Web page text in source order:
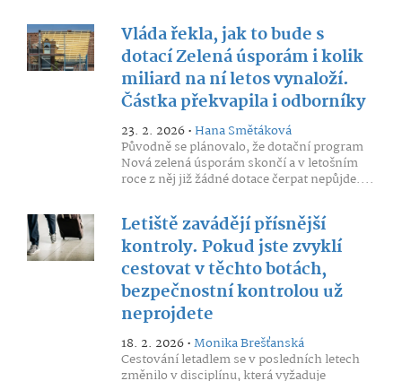
Vláda řekla, jak to bude s
dotací Zelená úsporám i kolik
miliard na ní letos vynaloží.
Částka překvapila i odborníky
23. 2. 2026 •Hana Smětáková
Původně se plánovalo, že dotační program
Nová zelená úsporám skončí a v letošním
roce z něj již žádné dotace čerpat nepůjde....
Letiště zavádějí přísnější
kontroly. Pokud jste zvyklí
cestovat v těchto botách,
bezpečnostní kontrolou už
neprojdete
18. 2. 2026 •Monika Brešťanská
Cestování letadlem se v posledních letech
změnilo v disciplínu, která vyžaduje